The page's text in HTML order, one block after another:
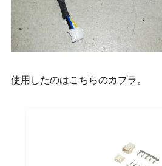
使用したのはこちらのカプラ。